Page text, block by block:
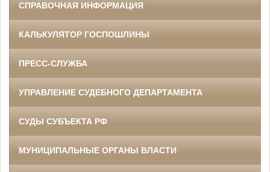
СПРАВОЧНАЯ ИНФОРМАЦИЯ
КАЛЬКУЛЯТОР ГОСПОШЛИНЫ
ПРЕСС-СЛУЖБА
УПРАВЛЕНИЕ СУДЕБНОГО ДЕПАРТАМЕНТА
СУДЫ СУБЪЕКТА РФ
МУНИЦИПАЛЬНЫЕ ОРГАНЫ ВЛАСТИ